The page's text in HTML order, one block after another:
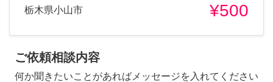
栃木県小山市 ¥500
ご依頼相談内容
何か聞きたいことがあればメッセージを入れてください